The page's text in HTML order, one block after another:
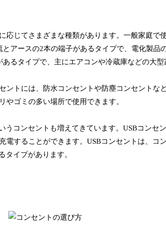
応じてさまざまな種類があります。一般家庭で
アースの2本の端子があるタイプで、電化製品
るタイプで、主にエアコンや冷蔵庫などの大型
ントには、防水コンセントや防塵コンセント
やゴミの多い場所で使用できます。
うコンセントも増えてきています。USBコンセ
電することができます。USBコンセントは、コ
タイプがあります。